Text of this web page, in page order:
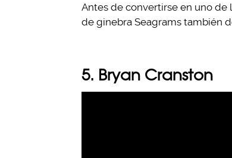
Antes de convertirse en uno de
de ginebra Seagrams también
5. Bryan Cranston